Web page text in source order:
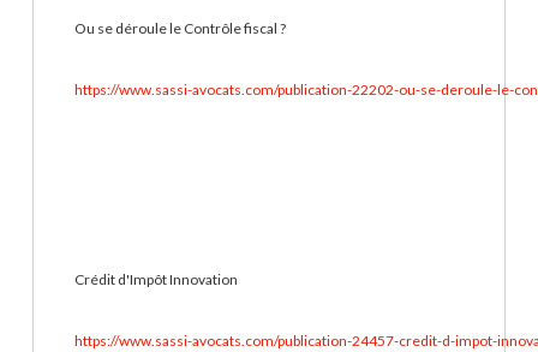
Ou se déroule le Contrôle fiscal ?
https://www.sassi-avocats.com/publication-22202-ou-se-deroule-le-
Crédit d'Impôt Innovation
https://www.sassi-avocats.com/publication-24457-credit-d-impot-